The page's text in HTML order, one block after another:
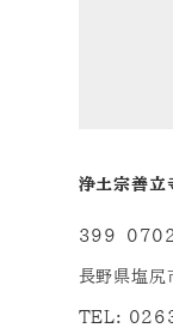
浄土宗善立
399-
長野県塩
TEL: